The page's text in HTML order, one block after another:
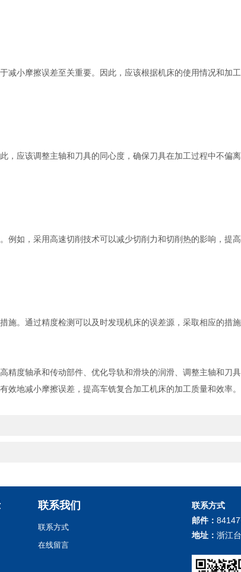
小摩擦误差至关重要。因此，应该根据机床的使用情况和加
应该调整主轴和刀具的同心度，确保刀具在加工过程中不偏
如，采用高速切削技术可以减少切削力和切削热的影响，提
。通过精度检测可以及时发现机床的误差源，采取相应的措
度轴承和传动部件、优化导轨和滑块的润滑、调整主轴和刀
地减小摩擦误差，提高车铣复合加工机床的加工质量和效率。
联系我们
联系方式
在线留言
联系方式
邮件：
地址： 浙江